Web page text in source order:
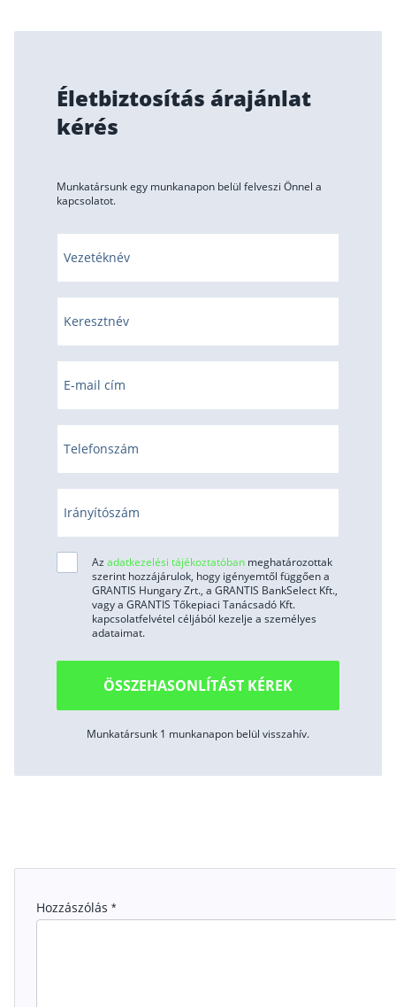
Életbiztosítás árajánlat
kérés
Munkatársunk egy munkanapon belül felveszi Önnel a
kapcsolatot.
Vezetéknév
Keresztnév
E-mail cím
Telefonszám
Irányítószám
Az adatkezelési tájékoztatóban meghatározottak
szerint hozzájárulok, hogy igényemtől függően a
GRANTIS Hungary Zrt., a GRANTIS BankSelect Kft.,
vagy a GRANTIS Tőkepiaci Tanácsadó Kft.
kapcsolatfelvétel céljából kezelje a személyes
adataimat.
ÖSSZEHASONLÍTÁST KÉREK
Munkatársunk 1 munkanapon belül visszahív.
Hozzászólás *